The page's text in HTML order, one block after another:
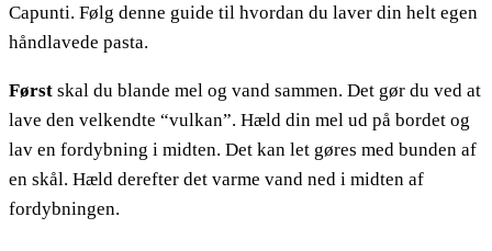
Capunti. Følg denne guide til hvordan du laver din helt egen
håndlavede pasta.
Først skal du blande mel og vand sammen. Det gør du ved at
lave den velkendte “vulkan”. Hæld din mel ud på bordet og
lav en fordybning i midten. Det kan let gøres med bunden af
en skål. Hæld derefter det varme vand ned i midten af
fordybningen.